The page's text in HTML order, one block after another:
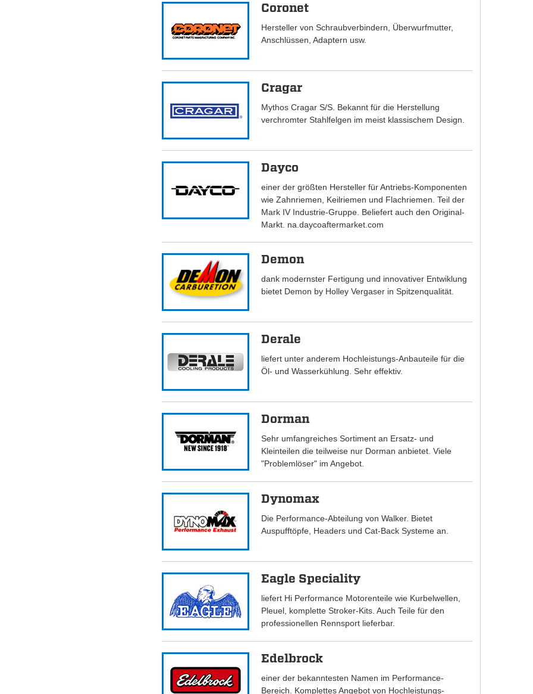
Coronet
Hersteller von Schraubverbindern, Überwurfmutter,
Anschlüssen, Adaptern usw.
Cragar
Mythos Cragar S/S. Bekannt für die Herstellung
verchromter Stahlfelgen im meist klassischem Design.
Dayco
einer der größten Hersteller für Antriebs-Komponenten
wie Zahnriemen, Keilriemen und Flachriemen. Teil der
Mark IV Industrie-Gruppe. Beliefert auch den Original-
Markt. na.daycoaftermarket.com
Demon
dank modernster Fertigung und innovativer Entwiklung
bietet Demon by Holley Vergaser in Spitzenqualität.
Derale
liefert unter anderem Hochleistungs-Anbauteile für die
Öl- und Wasserkühlung. Sehr effektiv.
Dorman
Sehr umfangreiches Sortiment an Ersatz- und
Kleinteilen die teilweise nur Dorman anbietet. Viele
"Problemlöser" im Angebot.
Dynomax
Die Performance-Abteilung von Walker. Bietet
Auspufftöpfe, Headers und Cat-Back Systeme an.
Eagle Speciality
liefert Hi Performance Motorenteile wie Kurbelwellen,
Pleuel, komplette Stroker-Kits. Auch Teile für den
professionellen Rennsport lieferbar.
Edelbrock
einer der bekanntesten Namen im Performance-
Bereich. Komplettes Angebot von Hochleistungs-